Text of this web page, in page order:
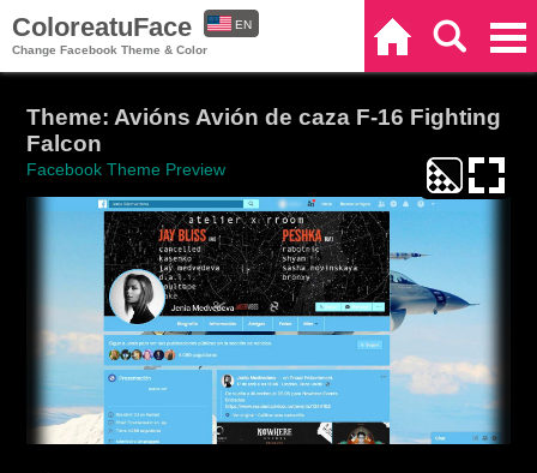
ColoreatuFace
Change Facebook Theme & Color
EN
Theme: Avións Avión de caza F-16 Fighting
Falcon
Facebook Theme Preview